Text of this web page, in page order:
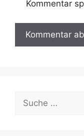
Kommentar
nach: